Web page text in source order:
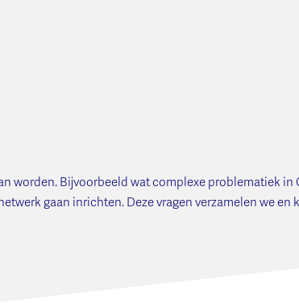
worden. Bijvoorbeeld wat complexe problematiek in
gaan inrichten. Deze vragen verzamelen we en